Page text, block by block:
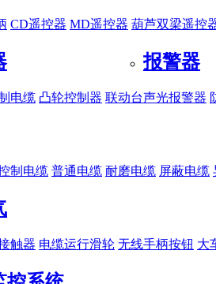
CD遥控器 MD遥控器 葫芦双梁遥控
电缆 凸轮控制器 联动台
报警器
声光报警器
制电缆 普通电缆 耐磨电缆 屏蔽电缆
触器 电缆运行滑轮 无线手柄按钮 大